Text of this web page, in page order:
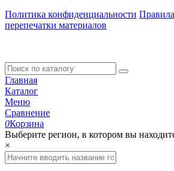
Политика конфиденциальности
перепечатки материалов
Главная
Каталог
Меню
Сравнение
0Корзина
Выберите регион, в котором вы
×